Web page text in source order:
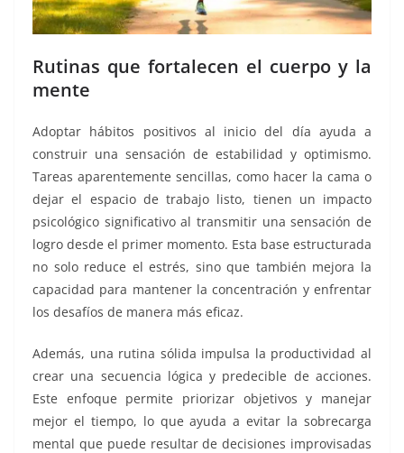
Rutinas que fortalecen el cuerpo y la
mente
Adoptar hábitos positivos al inicio del día ayuda a
construir una sensación de estabilidad y optimismo.
Tareas aparentemente sencillas, como hacer la cama o
dejar el espacio de trabajo listo, tienen un impacto
psicológico significativo al transmitir una sensación de
logro desde el primer momento. Esta base estructurada
no solo reduce el estrés, sino que también mejora la
capacidad para mantener la concentración y enfrentar
los desafíos de manera más eficaz.
Además, una rutina sólida impulsa la productividad al
crear una secuencia lógica y predecible de acciones.
Este enfoque permite priorizar objetivos y manejar
mejor el tiempo, lo que ayuda a evitar la sobrecarga
mental que puede resultar de decisiones improvisadas